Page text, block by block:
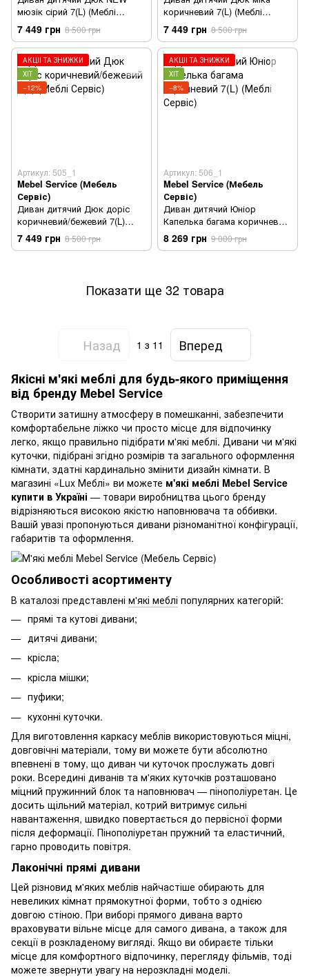
мюзік сірий 7(L) (Меблі
Сервіс)
7 449 грн 8 500 грн
коричневий 7(L) (Меблі
Сервіс)
7 449 грн 8 500 грн
АКЦІЇ ТА ЗНИЖКИ
ХІТ
−12%
Артикул: 505_1
Mebel Service (Мебель
Сервіс)
Диван дитячий Дюк доріс
коричневий/бежевий 7(L)
(Меблі Сервіс)
7 449 грн 8 500 грн
АКЦІЇ ТА ЗНИЖКИ
ХІТ
−8%
Артикул: 506_1
Mebel Service (Мебель
Сервіс)
Диван дитячий Юніор
Капелька багама коричневий
7(L) (Меблі Сервіс)
8 269 грн 9 000 грн
Показати ще 32 товара
Назад 1 з 11
Вперед
Якісні м'які меблі для будь-якого приміщення
від бренду Mebel Service
Створити затишну атмосферу в помешканні, забезпечити
комфортабельне ліжко чи просто місце для відпочинку
легко, якщо правильно підібрати м'які меблі. Дивани чи м'які
куточки, підібрані згідно розмірів та загального оформлення
кімнати, здатні кардинально змінити дизайн кімнати. В
магазині «Lux Меблі» ви можете м'які меблі Mebel Service
купити в Україні — товари виробництва цього бренду
відрізняються високою якістю наповнювача та оббивки.
Вашій увазі пропонуються дивани різноманітної конфігурації,
габаритів та оформлення.
Особливості асортименту
В каталозі представлені м'які меблі популярних категорій:
прямі та кутові дивани;
дитячі дивани;
крісла;
крісла мішки;
пуфики;
кухонні куточки.
Для виготовлення каркасу меблів використовуються міцні,
довговічні матеріали, тому ви можете бути абсолютно
впевнені в тому, що диван чи куточок прослужать довгі
роки. Всередині диванів та м'яких куточків розташовано
міцний пружинний блок та наповнювач — пінополіуретан. Це
досить щільний матеріал, котрий витримує сильні
навантаження, швидко повертається до первісної форми
після деформації. Пінополіуретан пружний та еластичний,
гарно проводить повітря.
Лаконічні прямі дивани
Цей різновид м'яких меблів найчастіше обирають для
невеликих кімнат прямокутної форми, тобто з однією
довгою стіною. При виборі прямого дивана варто
враховувати вільне місце для самого дивана, а також для
секції в розкладеному вигляді. Якщо ви обираєте тільки
місце для комфортного відпочинку, перегляду фільмів, тоді
можете звернути увагу на нерозкладні моделі.